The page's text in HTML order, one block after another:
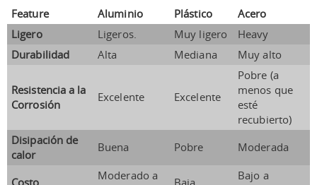
Feature Aluminio Plástico
Acero
Ligero
Ligeros. Muy ligero
Heavy
Durabilidad
Alta Mediana Muy alto
Resistencia a la
Corrosión
Excelente Excelente
Pobre (a
menos que
esté
recubierto)
Disipación de
calor
Buena Pobre Moderada
Moderado a
Bajo a